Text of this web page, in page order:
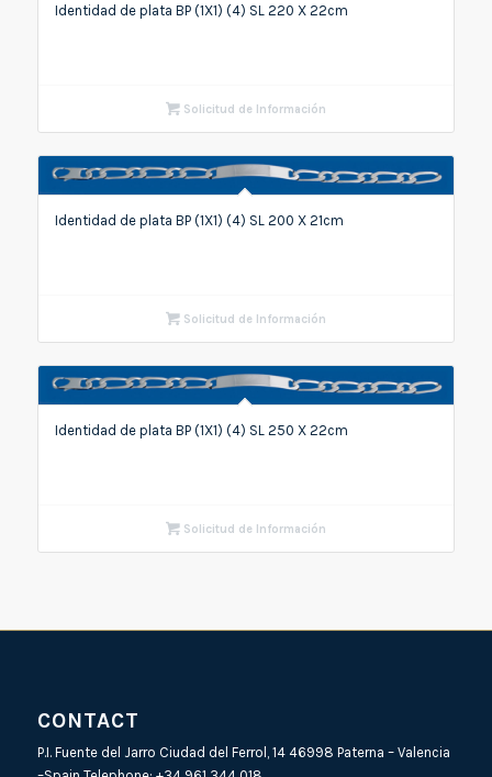
Identidad de plata BP (1X1) (4) SL 220 X 22cm
Solicitud de Información
Identidad de plata BP (1X1) (4) SL 200 X 21cm
Solicitud de Información
Identidad de plata BP (1X1) (4) SL 250 X 22cm
Solicitud de Información
CONTACT
P.I. Fuente del Jarro Ciudad del Ferrol, 14 46998 Paterna – Valencia